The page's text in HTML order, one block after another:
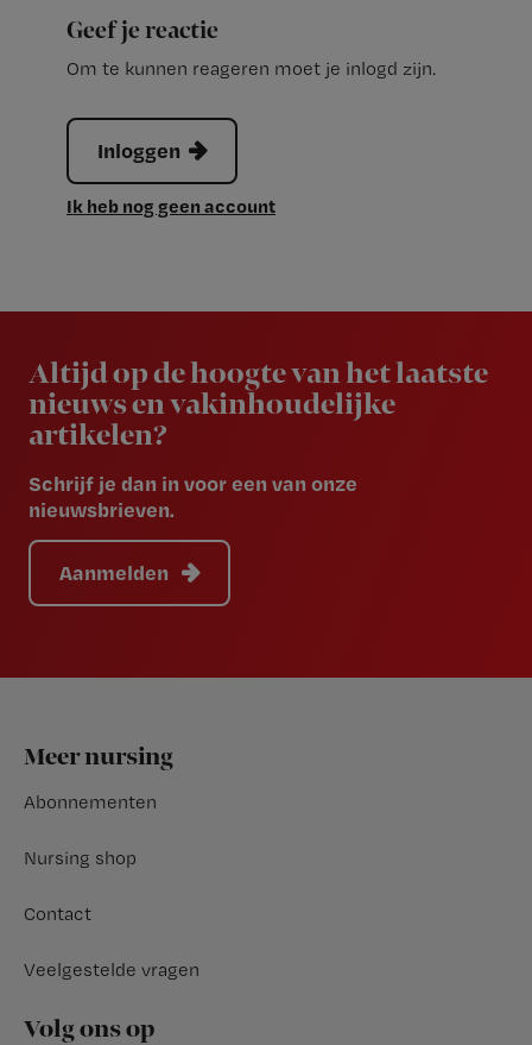
Geef je reactie
Om te kunnen reageren moet je inlogd zijn.
Inloggen
Ik heb nog geen account
Altijd op de hoogte van het laatste
nieuws en vakinhoudelijke
artikelen?
Schrijf je dan in voor een van onze
nieuwsbrieven.
Aanmelden
Footer
Meer nursing
Abonnementen
Nursing shop
Contact
Veelgestelde vragen
Volg ons op